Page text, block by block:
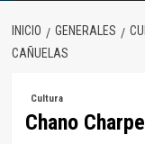
INICIO GENERALES
CAÑUELAS
Cultura
Chano